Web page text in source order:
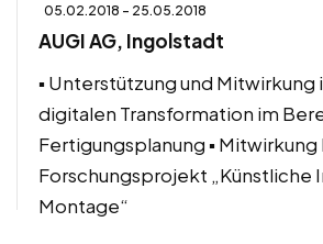
05.02.2018 - 25.05.2018
AUGI AG, Ingolstadt
▪ Unterstützung und Mitwirkung
digitalen Transformation im
Fertigungsplanung ▪
Forschungsprojekt „Künstliche
Montage“